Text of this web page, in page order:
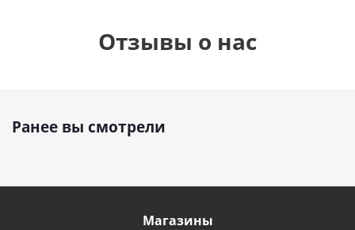
Отзывы о нас
Ранее вы смотрели
Магазины